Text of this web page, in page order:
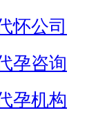
怀公司
孕咨询
孕机构